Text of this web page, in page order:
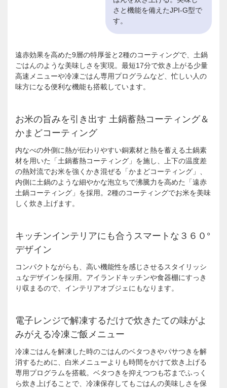
さと機能を備えたJPI-G型で
す。
遠赤効果を高めた9層の特厚釡と2種のコーティングで、土鍋
ごはんのような美味しさを実現。最短17分で炊き上がる少量
高速メニューや冷凍ごはん専用プログラムなど、忙しい人の
味方になる便利な機能も搭載しています。
お米の旨みを引き出す 土鍋蓄熱コーティング＆
かまどコーティング
内なべの外側に熱が伝わりやすい銅素材と熱を蓄える土鍋素
材を用いた「土鍋蓄熱コーティング」を施し、上下の温度差
の熱対流でお米を強くかき混ぜる「かまどコーティング」、
内側に土鍋のような細やかな泡立ちで沸騰力を高めた「遠赤
土鍋コーティング」を採用。2種のコーティングでお米を美味
しく炊き上げます。
キッチンインテリアにも合うスマートな３６０°
デザイン
コンパクトながらも、高い機能性を感じさせるスタイリッシ
ュなデザインを採用。アイランドキッチンや食器棚にすっき
り収まるので、インテリアオブジェにもなります。
電子レンジで解凍するだけで炊きたての味がよ
みがえる冷凍ご飯メニュー
冷凍ごはんを解凍した時のごはんのベタつきやパサつきを解
消するために、白米メニューよりも時間をかけて炊き上げる
専用プログラムを搭載。ベタつきを抑えつつも芯までふっく
ら炊き上げることで、冷凍保存してもごはんの美味しさを保